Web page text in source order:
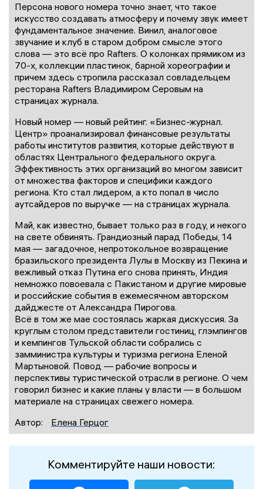
Персона нового номера точно знает, что такое
искусство создавать атмосферу и почему звук имеет
фундаментальное значение. Винил, аналоговое
звучание и клуб в старом добром смысле этого
слова — это всё про Rafters. О колонках прямиком из
70-х, коллекции пластинок, барной хореографии и
причем здесь стропила рассказал совладельцем
ресторана Rafters Владимиром Серовым на
страницах журнала.
Новый номер — новый рейтинг. «Бизнес-журнал.
Центр» проанализировал финансовые результаты
работы институтов развития, которые действуют в
областях Центрального федерального округа.
Эффективность этих организаций во многом зависит
от множества факторов и специфики каждого
региона. Кто стал лидером, а кто попал в число
аутсайдеров по выручке — на страницах журнала.
Май, как известно, бывает только раз в году, и некого
на свете обвинять. Грандиозный парад Победы, 14
мая — загадочное, непротокольное возвращение
бразильского президента Лулы в Москву из Пекина и
вежливый отказ Путина его снова принять, Индия
немножко повоевала с Пакистаном и другие мировые
и российские события в ежемесячном авторском
дайджесте от Александра Пирогова.
Всё в том же мае состоялась жаркая дискуссия. За
круглым столом представители гостиниц, глэмпингов
и кемпингов Тульской области собрались с
замминистра культуры и туризма региона Еленой
Мартыновой. Повод — рабочие вопросы и
перспективы туристической отрасли в регионе. О чем
говорил бизнес и какие планы у власти — в большом
материале на страницах свежего номера.
Автор:
Елена Герцог
Комментируйте наши новости: